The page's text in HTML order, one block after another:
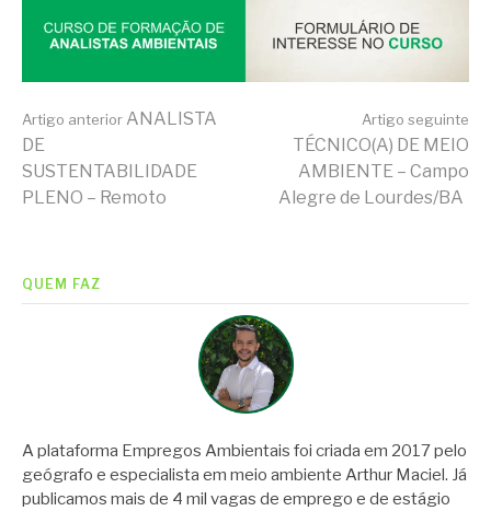
Continue
lendo
Artigo anterior ANALISTA
DE
SUSTENTABILIDADE
PLENO – Remoto
Artigo seguinte
TÉCNICO(A) DE MEIO
AMBIENTE – Campo
Alegre de Lourdes/BA
QUEM FAZ
A plataforma Empregos Ambientais foi criada em 2017 pelo
geógrafo e especialista em meio ambiente Arthur Maciel. Já
publicamos mais de 4 mil vagas de emprego e de estágio